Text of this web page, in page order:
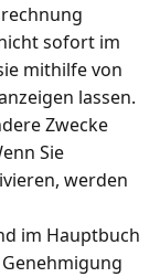
sofort im
mithilfe von
lassen.
Zwecke
Sie
werden
im Hauptbuch